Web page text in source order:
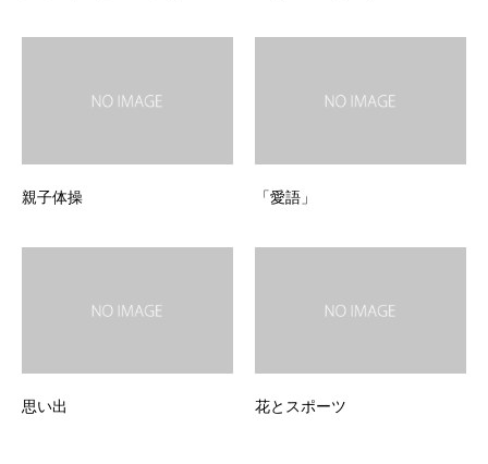
親子体操 「愛語」
思い出 花とスポーツ